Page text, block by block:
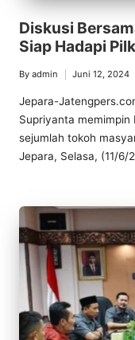
Diskusi
Siap Hadapi
Posted
by
By admin Juni 12, 2024
Jepara-
Supriyanta memimpin
sejumlah tokoh
Jepara, Selasa, (11/6/